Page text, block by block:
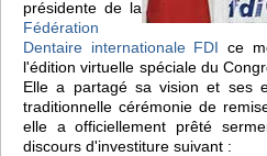
présidente de la
Fédération
Dentaire internationale FDI ce
l'édition virtuelle spéciale du
Elle a partagé sa vision et ses
traditionnelle cérémonie de
elle a officiellement prêté
discours d'investiture suivant :